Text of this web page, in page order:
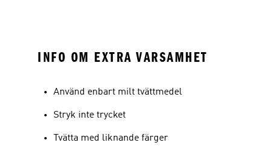
INFO OM EXTRA VARSAMHET
Använd enbart milt tvättmedel
Stryk inte trycket
Tvätta med liknande färger